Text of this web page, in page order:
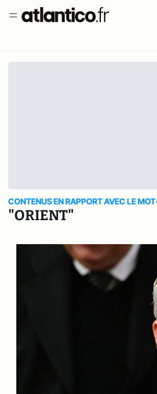
CONTENUS EN RAPPORT AVEC LE
"ORIENT"